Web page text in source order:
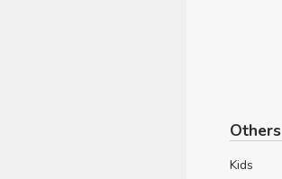
Others
Kids